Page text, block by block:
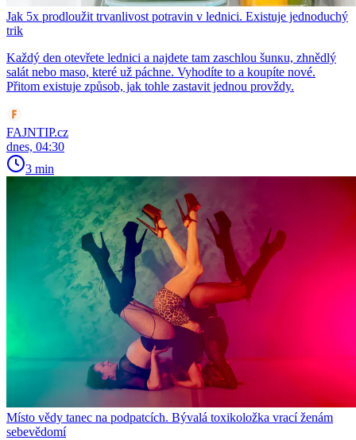
Jak 5x prodloužit trvanlivost potravin v lednici. Existuje jednoduchý
trik
Každý den otevřete lednici a najdete tam zaschlou šunкu, zhnědlý
salát nebo maso, které už páchne. Vyhodíte to a koupíte nové.
Přitom existuje způsob, jak tohle zastavit jednou provždy.
FAJNTIP.cz
dnes, 04:30
3 min
Místo vědy tanec na podpatcích. Bývalá toxikoložka vrací ženám
sebevědomí